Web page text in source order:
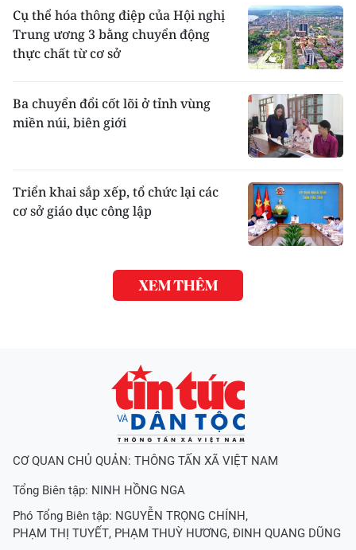
Cụ thể hóa thông điệp của Hội nghị
Trung ương 3 bằng chuyển động
thực chất từ cơ sở
Ba chuyển đổi cốt lõi ở tỉnh vùng
miền núi, biên giới
Triển khai sắp xếp, tổ chức lại các
cơ sở giáo dục công lập
XEM THÊM
CƠ QUAN CHỦ QUẢN: THÔNG TẤN XÃ VIỆT NAM
Tổng Biên tập: NINH HỒNG NGA
Phó Tổng Biên tập: NGUYỄN TRỌNG CHÍNH,
PHẠM THỊ TUYẾT, PHẠM THUỲ HƯƠNG, ĐINH QUANG DŨNG